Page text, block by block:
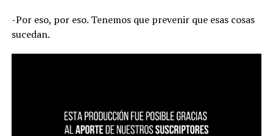
-Por eso, por eso. Tenemos que prevenir que esas cosas
sucedan.